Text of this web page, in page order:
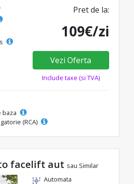
Pret de la:
109€/zi
Vezi Oferta
Include taxe (si TVA)
baza
(RCA)
facelift aut sau Similar
Automata